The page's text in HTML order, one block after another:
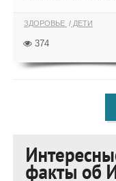
ЗДОРОВЬЕ ДЕТИ
374